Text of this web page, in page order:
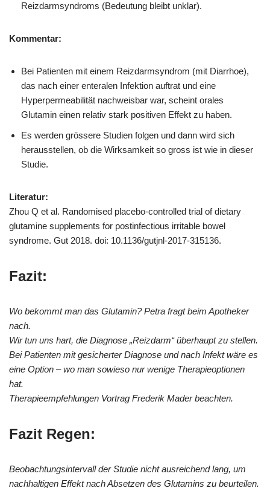
Reizdarmsyndroms (Bedeutung bleibt unklar).
Kommentar:
Bei Patienten mit einem Reizdarmsyndrom (mit Diarrhoe),
das nach einer enteralen Infektion auftrat und eine
Hyperpermeabilität nachweisbar war, scheint orales
Glutamin einen relativ stark positiven Effekt zu haben.
Es werden grössere Studien folgen und dann wird sich
herausstellen, ob die Wirksamkeit so gross ist wie in dieser
Studie.
Literatur:
Zhou Q et al. Randomised placebo-controlled trial of dietary
glutamine supplements for postinfectious irritable bowel
syndrome. Gut 2018. doi: 10.1136/gutjnl-2017-315136.
Fazit:
Wo bekommt man das Glutamin? Petra fragt beim Apotheker
nach.
Wir tun uns hart, die Diagnose „Reizdarm“ überhaupt zu stellen.
Bei Patienten mit gesicherter Diagnose und nach Infekt wäre es
eine Option – wo man sowieso nur wenige Therapieoptionen
hat.
Therapieempfehlungen Vortrag Frederik Mader beachten.
Fazit Regen:
Beobachtungsintervall der Studie nicht ausreichend lang, um
nachhaltigen Effekt nach Absetzen des Glutamins zu beurteilen.